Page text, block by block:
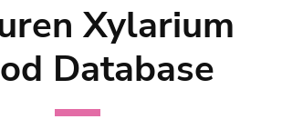
Xylarium
Database